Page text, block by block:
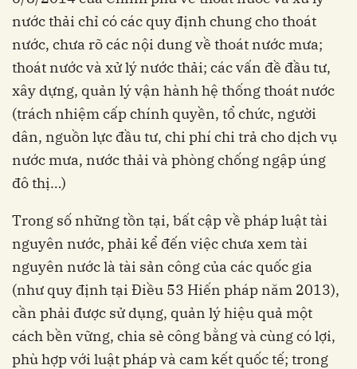
nước thải chỉ có các quy định chung cho thoát
nước, chưa rõ các nội dung về thoát nước mưa;
thoát nước và xử lý nước thải; các vấn đề đầu tư,
xây dựng, quản lý vận hành hệ thống thoát nước
(trách nhiệm cấp chính quyền, tổ chức, người
dân, nguồn lực đầu tư, chi phí chi trả cho dịch vụ
nước mưa, nước thải và phòng chống ngập úng
đô thị…)
Trong số những tồn tại, bất cập về pháp luật tài
nguyên nước, phải kể đến việc chưa xem tài
nguyên nước là tài sản công của các quốc gia
(như quy định tại Điều 53 Hiến pháp năm 2013),
cần phải được sử dụng, quản lý hiệu quả một
cách bền vững, chia sẻ công bằng và cùng có lợi,
phù hợp với luật pháp và cam kết quốc tế; trong